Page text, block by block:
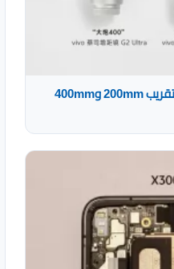
فيفو تكشف عدستي ZEISS للتقريب 200mm و400mm